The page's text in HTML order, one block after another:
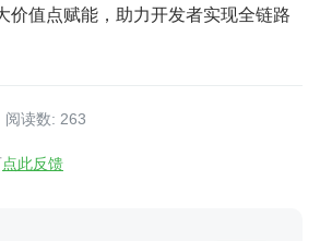
价值点赋能，助力开发者实现全链路
阅读数: 263
点此反馈